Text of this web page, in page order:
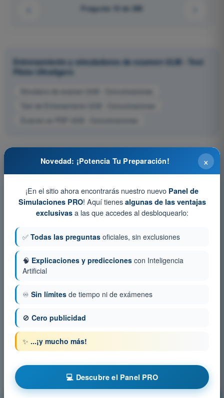
Pregunta 19 de 296
Entrenamiento y simuladores de examen ULM - Test
Piloto Ultraligero
Simulacro de examen ULM - Comunicaciones
Comunicaciones ¡Entrenamiento!
×
Novedad: ¡Potencia Tu Preparación!
¡En el sitio ahora encontrarás nuestro nuevo Panel de
Simulaciones PRO! Aquí tienes algunas de las ventajas
exclusivasa las que accedes al desbloquearlo:
✅ Todas las preguntas oficiales, sin exclusiones
🧠 Explicaciones y predicciones con Inteligencia
Artificial
♾️ Sin límites de tiempo ni de exámenes
🚫 Cero publicidad
✨ ...¡y mucho más!
💻 Descubre el Panel PRO